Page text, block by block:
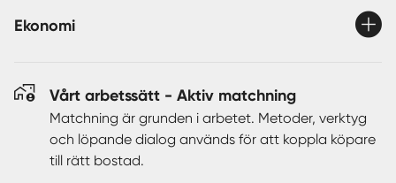
Ekonomi
Vårt arbetssätt - Aktiv matchning
Matchning är grunden i arbetet. Metoder, verktyg
och löpande dialog används för att koppla köpare
till rätt bostad.